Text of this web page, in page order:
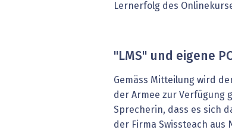
Lernerfolg des
"LMS" und eigene
Gemäss Mitteilung wird
der Armee zur Verfügung
Sprecherin, dass es sich
der Firma Swissteach aus